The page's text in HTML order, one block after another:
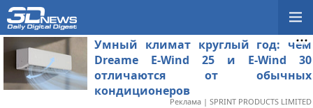
Умный климат круглый год: чем
Dreame E-Wind 25 и E-Wind 30
отличаются от обычных
кондиционеров
Реклама | SPRINT PRODUCTS LIMITED